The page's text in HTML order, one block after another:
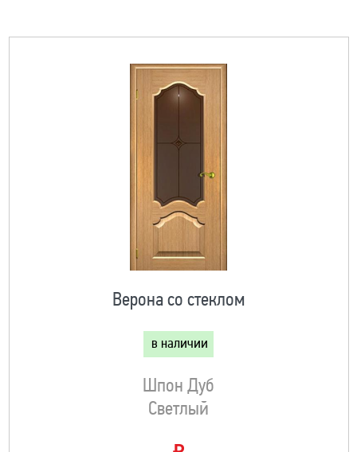
Верона со стеклом
в наличии
Шпон Дуб
Светлый